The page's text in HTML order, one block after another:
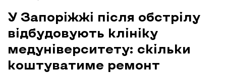
Новини
Відбудова Запоріжжя
Ексклюзив
Бізнес
Шлях додому
У Запоріжжі після обстрілу
відбудовують клініку
медуніверситету: скільки
коштуватиме ремонт